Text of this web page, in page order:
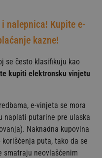
nalepnica! Kupite e-
kazne!
se često klasifikuju kao
kupiti elektronsku vinjetu
e-vinjeta se mora
naplati putarine pre ulaska
Naknadna kupovina
puta, tako da se
neovlašćenim